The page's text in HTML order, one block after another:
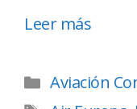
Leer más
Aviación